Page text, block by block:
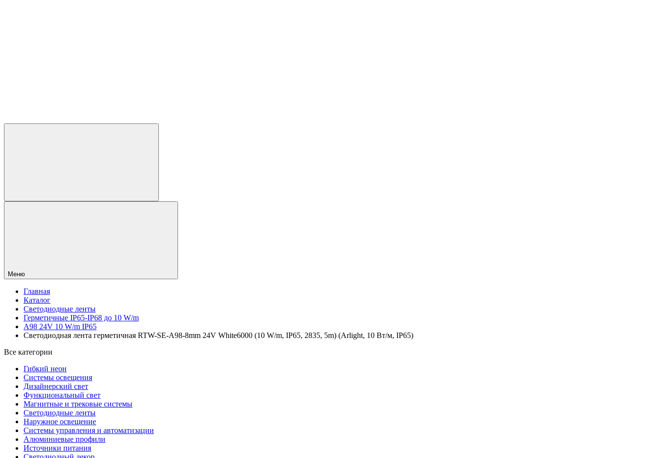
Меню
Главная
Каталог
Светодиодные ленты
Герметичные IP65-IP68 до 10 W/m
A98 24V 10 W/m IP65
Светодиодная лента герметичная RTW-SE-A98-8mm 24V White6000 (10 W/m, IP65, 2835, 5m) (Arlight, 10 Вт/м, IP65)
Все категории
Гибкий неон
Системы освещения
Дизайнерский свет
Функциональный свет
Магнитные и трековые системы
Светодиодные ленты
Наружное освещение
Системы управления и автоматизации
Алюминиевые профили
Источники питания